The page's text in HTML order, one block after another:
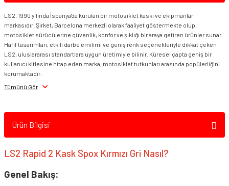
LS2 Rapid 2 Beyaz Kask
LS2 Rapid 2 Extra Beyaz Kırmızı Kask
LS2, 1990 yılında İspanya'da kurulan bir motosiklet kaskı ve ekipmanları
markasıdır. Şirket, Barcelona merkezli olarak faaliyet göstermekte olup,
motosiklet sürücülerine güvenlik, konfor ve şıklığı bir araya getiren ürünler sunar.
Hafif tasarımları, etkili darbe emilimi ve geniş renk seçenekleriyle dikkat çeken
LS2, uluslararası standartlara uygun üretimiyle bilinir. Küresel çapta geniş bir
kullanıcı kitlesine hitap eden marka, motosiklet tutkunları arasında popülerliğini
korumaktadır.
Tümünü Gör
Ürün Bilgisi
LS2 Rapid 2 Kask Spox Kırmızı Gri Nasıl?
Genel Bakış: